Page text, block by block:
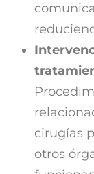
cirugías
otros